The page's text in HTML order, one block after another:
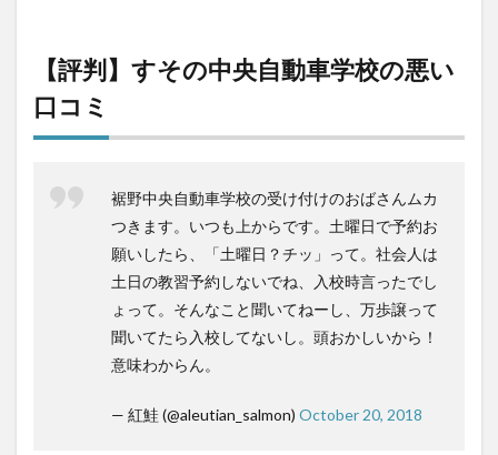
【評判】すその中央自動車学校の悪い
口コミ
裾野中央自動車学校の受け付けのおばさんムカ
つきます。いつも上からです。土曜日で予約お
願いしたら、「土曜日？チッ」って。社会人は
土日の教習予約しないでね、入校時言ったでし
ょって。そんなこと聞いてねーし、万歩譲って
聞いてたら入校してないし。頭おかしいから！
意味わからん。
— 紅鮭 (@aleutian_salmon) October 20, 2018